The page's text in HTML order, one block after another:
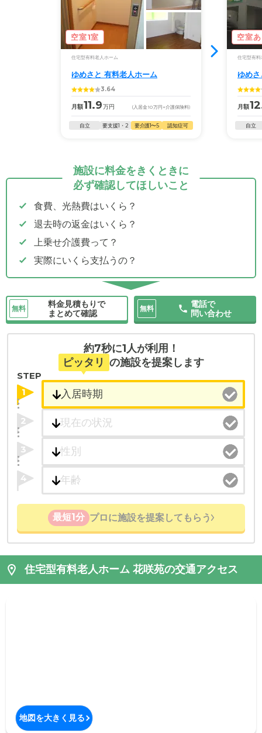
空室1室
住宅型有料老人ホーム
ゆめさと 有料老人ホーム
3.64
月額11.9万円 (入居金10万円 +介護保険料)
自立 要支援1・2 要介護1〜5 認知症可
空室
住宅型有料
ゆめ
月額
自立
施設に料金をきくときに
必ず確認してほしいこと
食費、光熱費はいくら？
退去時の返金はいくら？
上乗せ介護費って？
実際にいくら支払うの？
無料
料金見積もりで
まとめて確認
無料
電話で
問い合わせ
約7秒に1人が利用！
ピッタリ の施設を提案します
STEP
1
2
3
4
最短1分 プロに施設を提案してもらう
住宅型有料老人ホーム 花咲苑の交通アクセス
地図を大きく見る